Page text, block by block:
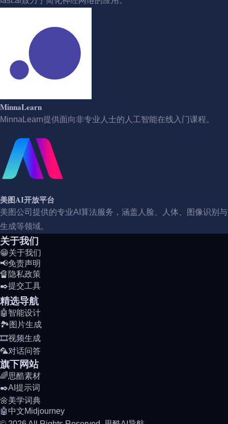
MinnaLearn
MinnaLearn提供面向非专业人士的人工智能在线入门课程。
美图AI开放平台
美图公司提供的专业AI算法服务，涵盖人脸、人体、图像识别与
生成等领域。
关于我们
😁关于我们
📢免责声明
🔏隐私政策
✒️提交工具
精选导航
🤖智能设计
🏞️图片生成
🎞️视频生成
🦜对话问答
旗下网站
🌈思酷素材
✒️AI提示词
🌼美学词典
🤖中文Midjourney